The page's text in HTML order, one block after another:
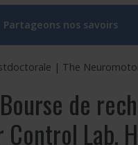
| Étudiant
Partageons nos savoirs
Ateliers et conférences
Événements
| The
de
Lab,